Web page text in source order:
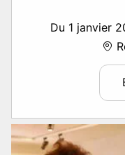
Du 1 janvier